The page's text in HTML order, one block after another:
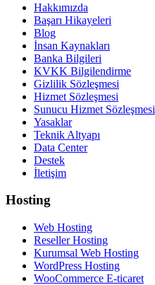
Hakkımızda
Başarı Hikayeleri
Blog
İnsan Kaynakları
Banka Bilgileri
KVKK Bilgilendirme
Gizlilik Sözleşmesi
Hizmet Sözleşmesi
Sunucu Hizmet Sözleşmesi
Yasaklar
Teknik Altyapı
Data Center
Destek
İletişim
Hosting
Web Hosting
Reseller Hosting
Kurumsal Web Hosting
WordPress Hosting
WooCommerce E-ticaret